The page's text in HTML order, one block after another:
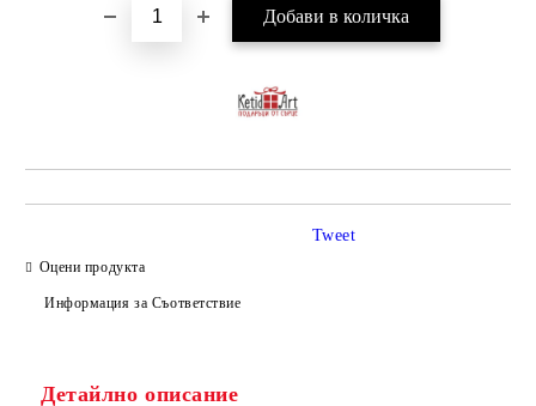
Оцени продукта
Информация за Съответствие
Tweet
Детайлно описание